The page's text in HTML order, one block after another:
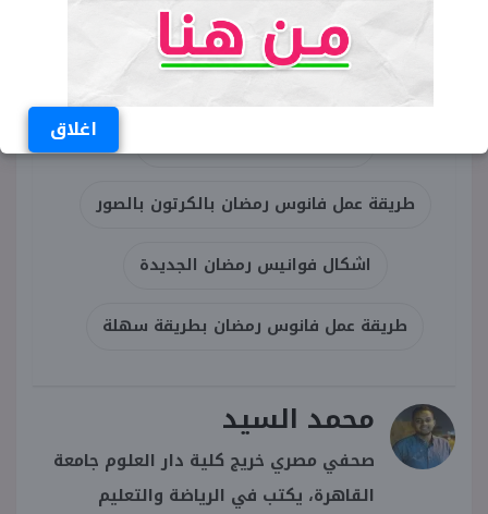
اغلاق
الكلمات المفتاحية
طريقة عمل فانوس رمضان بالفوم
طريقة عمل فانوس رمضان بالكرتون بالصور
اشكال فوانيس رمضان الجديدة
طريقة عمل فانوس رمضان بطريقة سهلة
محمد السيد
صحفي مصري خريج كلية دار العلوم جامعة
القاهرة، يكتب في الرياضة والتعليم